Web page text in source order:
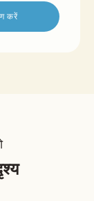
करें